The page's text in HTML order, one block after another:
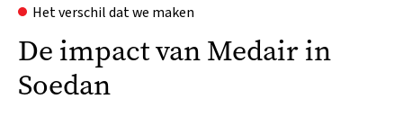
Het verschil dat we maken
De impact van Medair in
Soedan